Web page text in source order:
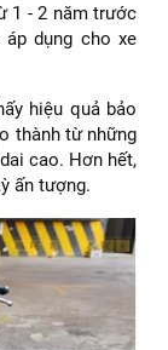
1 - 2 năm trước
dụng cho xe
hiệu quả bảo
thành từ những
cao. Hơn hết,
ấn tượng.